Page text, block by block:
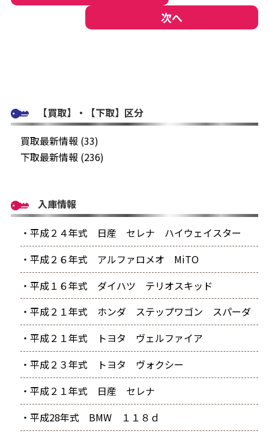
次へ
【買取】・【下取】区分
買取最新情報 (33)
下取最新情報 (236)
入庫情報
・平成２４年式 日産 セレナ ハイウェイスター
・平成２６年式 アルファロメオ MiTO
・平成１６年式 ダイハツ テリオスキッド
・平成２１年式 ホンダ ステップワゴン スパーダ
・平成２１年式 トヨタ ヴェルファイア
・平成２３年式 トヨタ ヴォクシー
・平成２１年式 日産 セレナ
・平成28年式 BMW １１８ｄ